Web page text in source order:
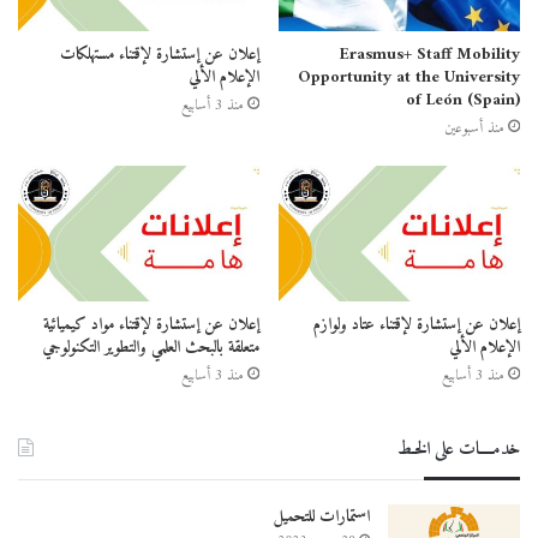
مع أطيب التحيات،
اللجنة التنظيمية لـ NSET: QSAIC’25
المركز الجامعي تيبازة
Erasmus+ Staff Mobility
Opportunity at the University
of León (Spain)
منذ أسبوعين
إعلان عن إستشارة لإقتناء مستهلكات
الإعلام الألي
منذ 3 أسابيع
إعلان عن إستشارة لإقتناء عتاد ولوازم
الإعلام الألي
منذ 3 أسابيع
إعلان عن إستشارة لإقتناء مواد كيميائية
متعلقة بالبحث العلمي والتطوير التكنولوجي
منذ 3 أسابيع
خدمــــات على الخـط
استمارات للتحميل